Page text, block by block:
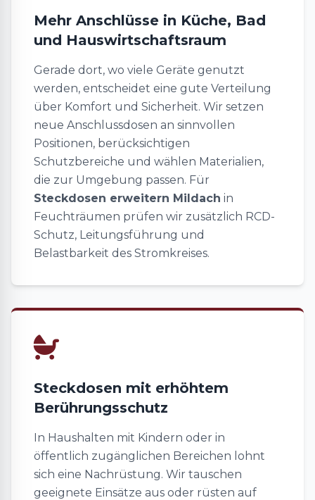
Mehr Anschlüsse in Küche, Bad
und Hauswirtschaftsraum
Gerade dort, wo viele Geräte genutzt
werden, entscheidet eine gute Verteilung
über Komfort und Sicherheit. Wir setzen
neue Anschlussdosen an sinnvollen
Positionen, berücksichtigen
Schutzbereiche und wählen Materialien,
die zur Umgebung passen. Für
Steckdosen erweitern Mildach in
Feuchträumen prüfen wir zusätzlich RCD-
Schutz, Leitungsführung und
Belastbarkeit des Stromkreises.
Steckdosen mit erhöhtem
Berührungsschutz
In Haushalten mit Kindern oder in
öffentlich zugänglichen Bereichen lohnt
sich eine Nachrüstung. Wir tauschen
geeignete Einsätze aus oder rüsten auf